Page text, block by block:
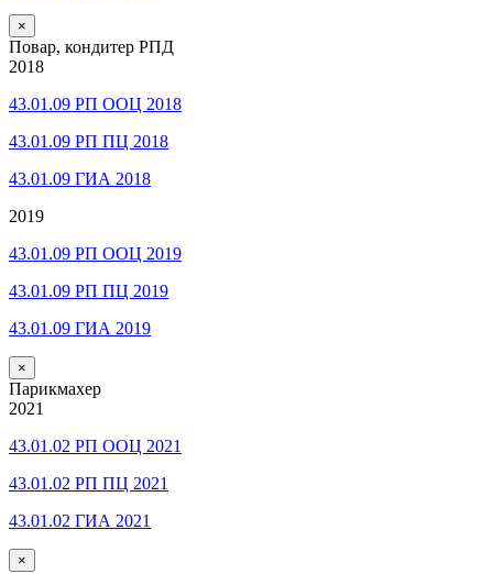
×
Повар, кондитер РПД
2018
43.01.09 РП ООЦ 2018
43.01.09 РП ПЦ 2018
43.01.09 ГИА 2018
2019
43.01.09 РП ООЦ 2019
43.01.09 РП ПЦ 2019
43.01.09 ГИА 2019
×
Парикмахер
2021
43.01.02 РП ООЦ 2021
43.01.02 РП ПЦ 2021
43.01.02 ГИА 2021
×